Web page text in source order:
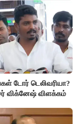
டோர் டெலிவரியா?
விக்னேஷ் விளக்கம்